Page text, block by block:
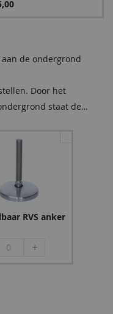
de ondergrond
Door het
staat de
wind. De prijzen staan
kiest dient
RVS anker